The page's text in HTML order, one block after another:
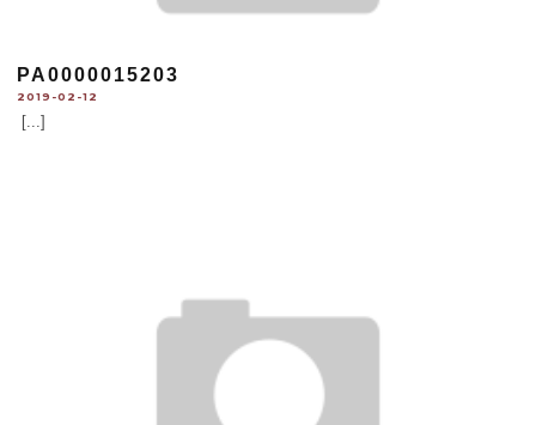
PA0000015203
2019-02-12
[...]